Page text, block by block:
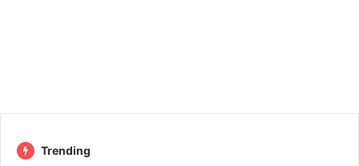
Trending